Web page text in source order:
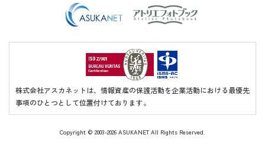
株式会社アスカネットは、情報資産の保護活動を企業活動における最優先
事項のひとつとして位置付けております。
Copyright © 2003-2026 ASUKANET All Rights Reserved.